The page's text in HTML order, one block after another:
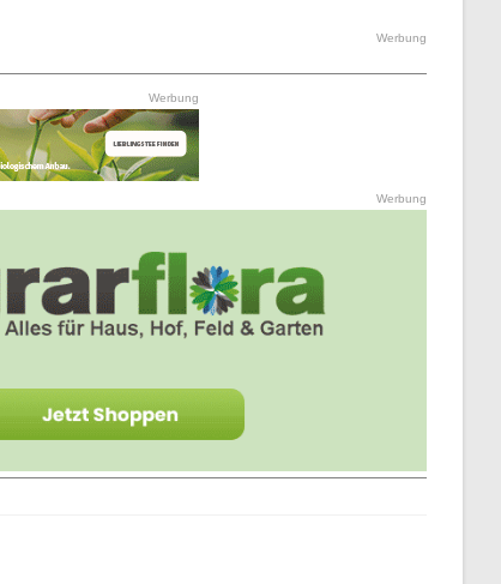
Werbung
Werbung
Werbung